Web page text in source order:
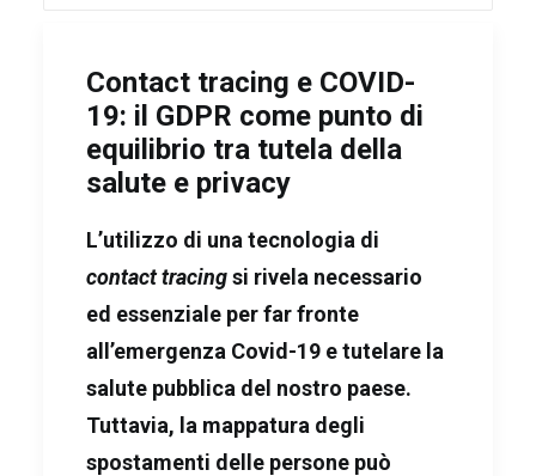
Contact tracing e COVID-
19: il GDPR come punto di
equilibrio tra tutela della
salute e privacy
L’utilizzo di una tecnologia di
contact tracingsi rivela necessario
ed essenziale per far fronte
all’emergenza Covid-19 e tutelare la
salute pubblica del nostro paese.
Tuttavia, la mappatura degli
spostamenti delle persone può